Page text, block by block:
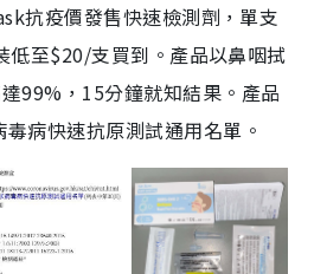
抗疫價發售快速檢測劑，單支
低至$20/支買到。產品以鼻咽拭
99%，15分鐘就知結果。產品
病快速抗原測試通用名單。